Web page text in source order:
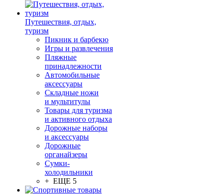
Путешествия, отдых,
туризм
Пикник и барбекю
Игры и развлечения
Пляжные
принадлежности
Автомобильные
аксессуары
Складные ножи
и мультитулы
Товары для туризма
и активного отдыха
Дорожные наборы
и аксессуары
Дорожные
органайзеры
Сумки-
холодильники
+ ЕЩЕ 5